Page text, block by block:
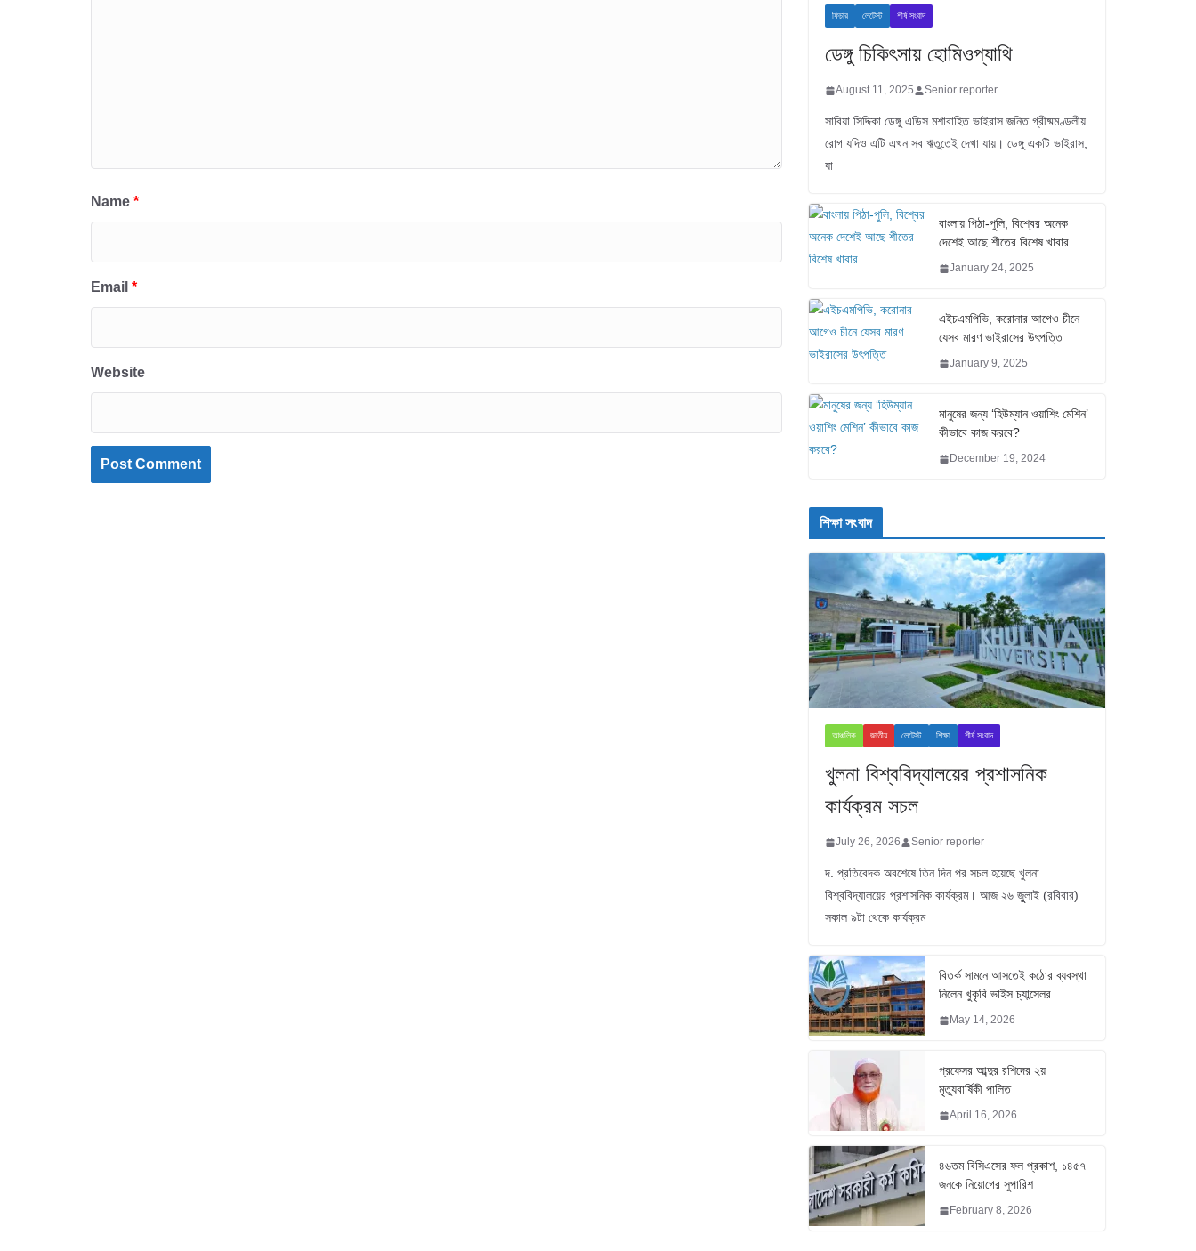
Name *
Email *
Website
ফিচার লেটেস্ট শীর্ষ সংবাদ
ডেঙ্গু চিকিৎসায় হোমিওপ্যাথি
August 11, 2025 Senior reporter
সাবিয়া সিদ্দিকা ডেঙ্গু এডিস মশাবাহিত ভাইরাস জনিত গ্রীষ্মমণ্ডলীয়
রোগ যদিও এটি এখন সব ঋতুতেই দেখা যায়। ডেঙ্গু একটি ভাইরাস,
যা
বাংলায় পিঠা-পুলি, বিশ্বের অনেক
দেশেই আছে শীতের বিশেষ খাবার
January 24, 2025
এইচএমপিভি, করোনার আগেও চীনে
যেসব মারণ ভাইরাসের উৎপত্তি
January 9, 2025
মানুষের জন্য ‘হিউম্যান ওয়াশিং মেশিন’
কীভাবে কাজ করবে?
December 19, 2024
শিক্ষা সংবাদ
আঞ্চলিক জাতীয় লেটেস্ট শিক্ষা শীর্ষ সংবাদ
খুলনা বিশ্ববিদ্যালয়ের প্রশাসনিক
কার্যক্রম সচল
July 26, 2026 Senior reporter
দ. প্রতিবেদক অবশেষে তিন দিন পর সচল হয়েছে খুলনা
বিশ্ববিদ্যালয়ের প্রশাসনিক কার্যক্রম। আজ ২৬ জুুলাই (রবিবার)
সকাল ৯টা থেকে কার্যক্রম
বিতর্ক সামনে আসতেই কঠোর ব্যবস্থা
নিলেন খুকৃবি ভাইস চ্যান্সেলর
May 14, 2026
প্রফেসর আব্দুর রশিদের ২য়
মৃত্যুবার্ষিকী পালিত
April 16, 2026
৪৬তম বিসিএসের ফল প্রকাশ, ১৪৫৭
জনকে নিয়োগের সুপারিশ
February 8, 2026